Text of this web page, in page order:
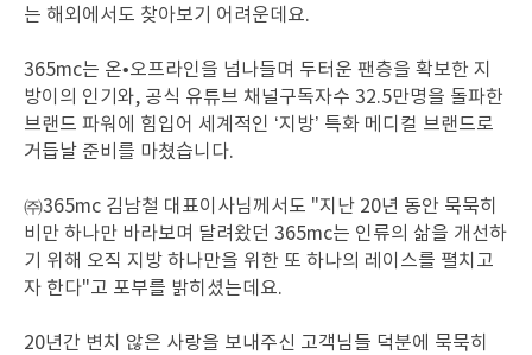
는 해외에서도 찾아보기 어려운데요.
365mc는 온•오프라인을 넘나들며 두터운 팬층을 확보한 지
방이의 인기와, 공식 유튜브 채널구독자수 32.5만명을 돌파한
브랜드 파워에 힘입어 세계적인 ‘지방’ 특화 메디컬 브랜드로
거듭날 준비를 마쳤습니다.
㈜365mc 김남철 대표이사님께서도 "지난 20년 동안 묵묵히
비만 하나만 바라보며 달려왔던 365mc는 인류의 삶을 개선하
기 위해 오직 지방 하나만을 위한 또 하나의 레이스를 펼치고
자 한다"고 포부를 밝히셨는데요.
20년간 변치 않은 사랑을 보내주신 고객님들 덕분에 묵묵히